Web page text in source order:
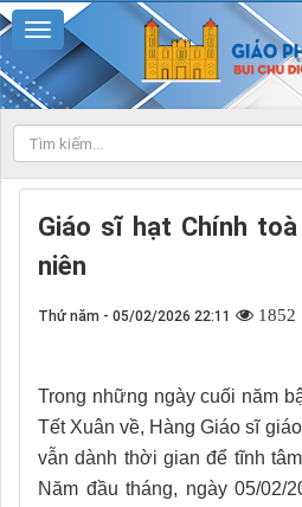
Giáo sĩ hạt Chính
niên
Thứ năm - 05/02/2026 22:11 1852
Trong những ngày cuối năm
Tết Xuân về, Hàng Giáo sĩ
vẫn dành thời gian để tĩnh
Năm đầu tháng, ngày 05/02/